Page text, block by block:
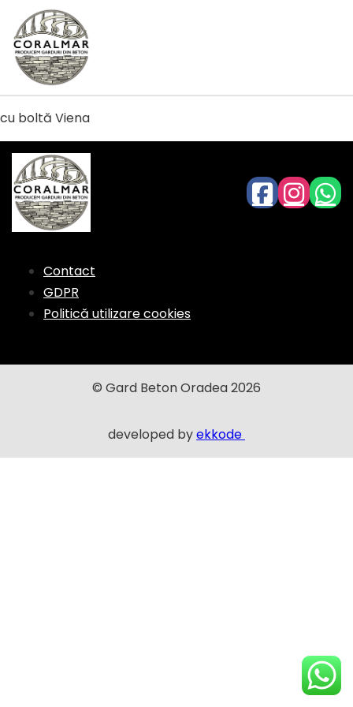
cu boltă Viena
Contact
GDPR
Politică utilizare cookies
© Gard Beton Oradea 2026
developed byekkode